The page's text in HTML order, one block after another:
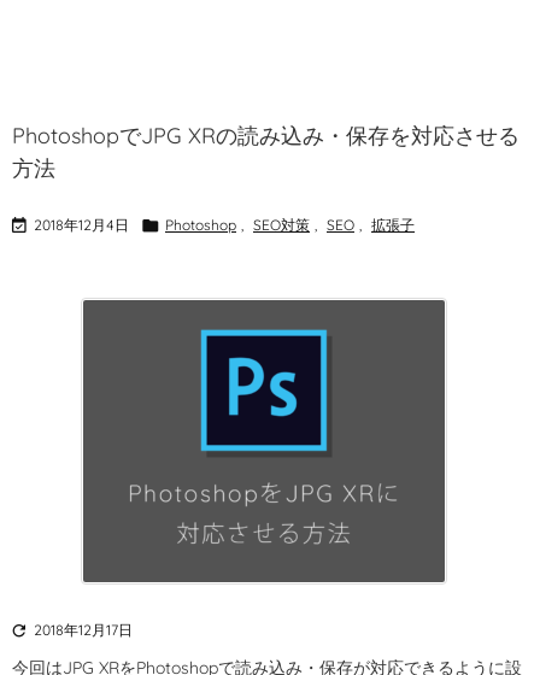
PhotoshopでJPG XRの読み込み・保存を対応させる
方法
 2018年12月4日  Photoshop , SEO対策 , SEO , 拡張子
 2018年12月17日
今回はJPG XRをPhotoshopで読み込み・保存が対応できるように設